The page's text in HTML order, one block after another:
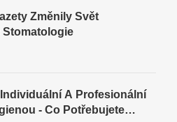
Změnily Svět
Stomatologie
Individuální A Profesionální
- Co Potřebujete